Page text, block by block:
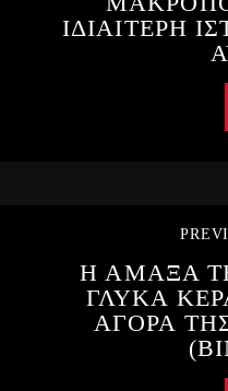
ΙΔΙΑΙΤΕΡΗ
Η ΑΜΑΞΑ
ΓΛΥΚΑ
ΑΓΟΡΑ